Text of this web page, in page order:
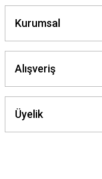
Kurumsal
Alışveriş
Üyelik